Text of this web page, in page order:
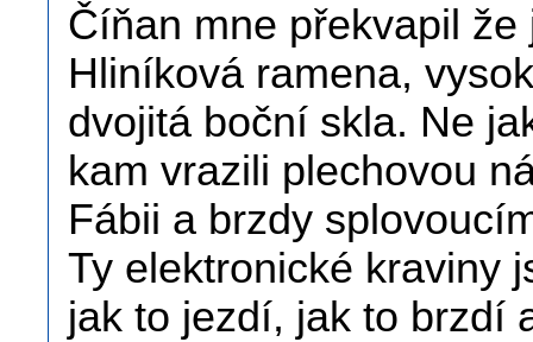
Číňan mne překvapil
Hliníková ramena,
dvojitá boční skla. Ne
kam vrazili plechovou
Fábii a brzdy
Ty elektronické kraviny
jak to jezdí, jak to brzdí